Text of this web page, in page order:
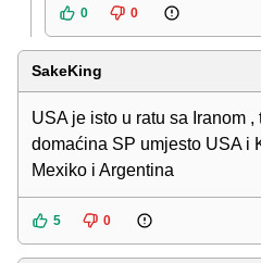
0 0
SakeKing
USA je isto u ratu sa Iranom
domaćina SP umjesto USA i
Mexiko i Argentina
5 0